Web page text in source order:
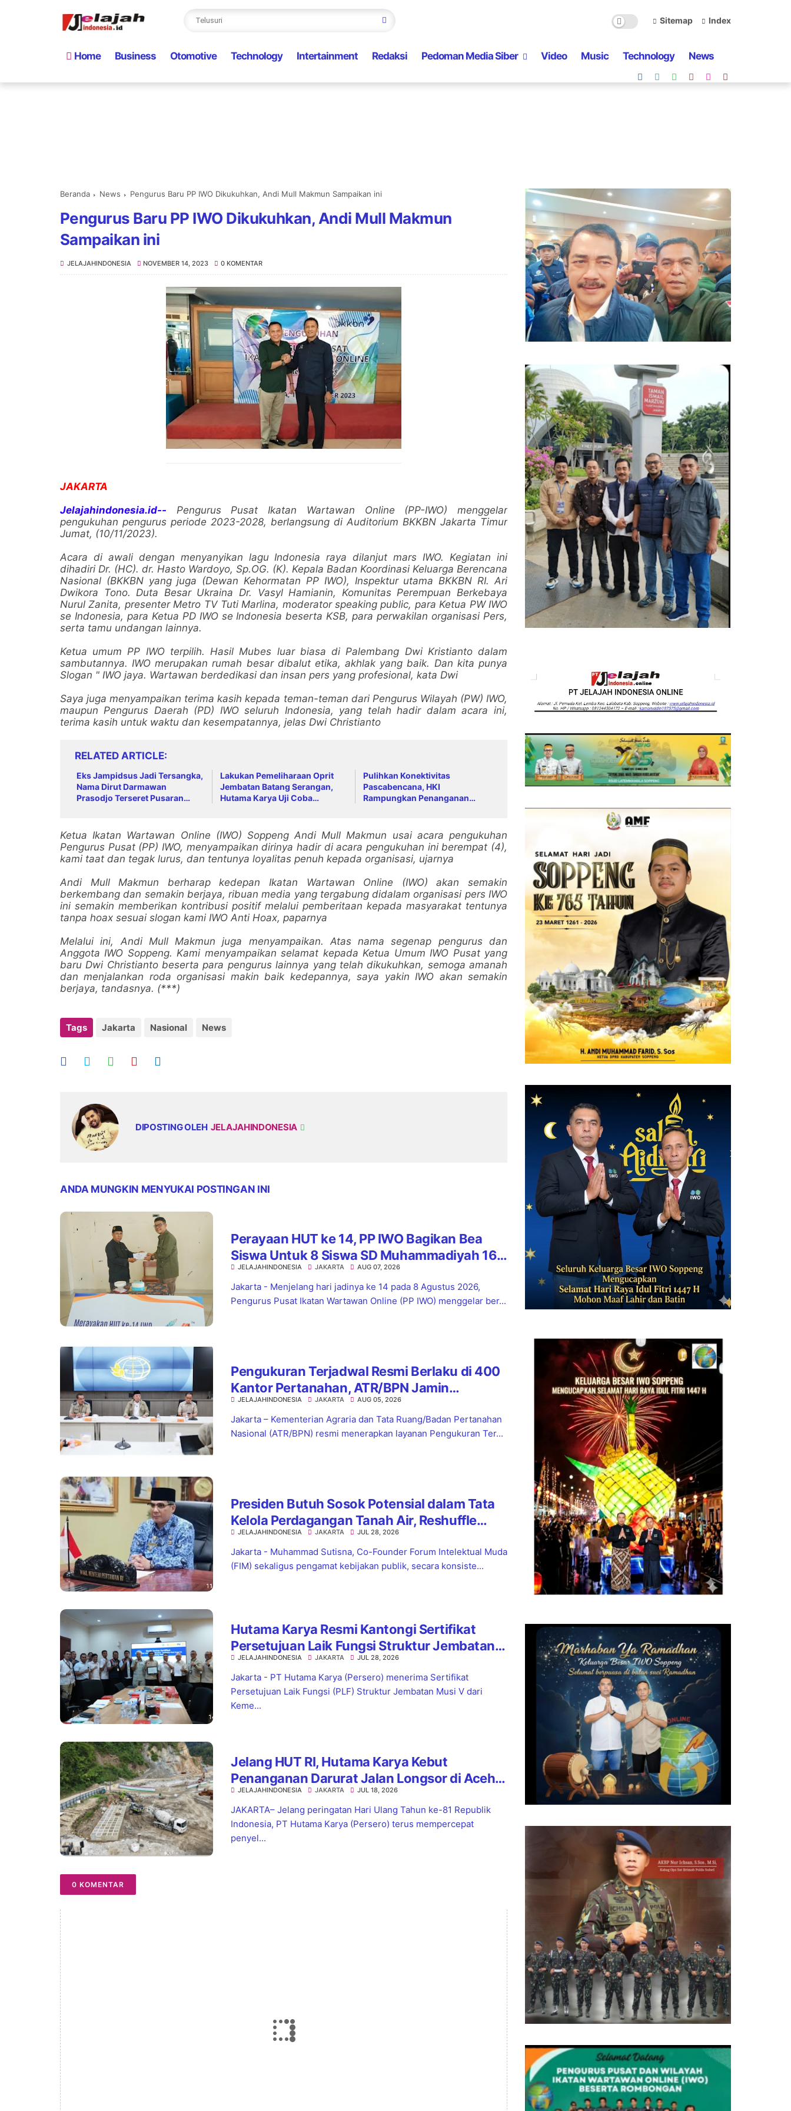
Sitemap Index
Home Business Otomotive Technology Intertainment Redaksi Pedoman Media Siber Video Music Technology News
Beranda News Pengurus Baru PP IWO Dikukuhkan, Andi Mull Makmun Sampaikan ini
Pengurus Baru PP IWO Dikukuhkan, Andi Mull Makmun
Sampaikan ini
JELAJAHINDONESIA NOVEMBER 14, 2023 0 KOMENTAR
JAKARTA
Jelajahindonesia.id-- Pengurus Pusat Ikatan Wartawan Online (PP-IWO) menggelar
pengukuhan pengurus periode 2023-2028, berlangsung di Auditorium BKKBN Jakarta Timur
Jumat, (10/11/2023).
Acara di awali dengan menyanyikan lagu Indonesia raya dilanjut mars IWO. Kegiatan ini
dihadiri Dr. (HC). dr. Hasto Wardoyo, Sp.OG. (K). Kepala Badan Koordinasi Keluarga Berencana
Nasional (BKKBN yang juga (Dewan Kehormatan PP IWO), Inspektur utama BKKBN RI. Ari
Dwikora Tono. Duta Besar Ukraina Dr. Vasyl Hamianin, Komunitas Perempuan Berkebaya
Nurul Zanita, presenter Metro TV Tuti Marlina, moderator speaking public, para Ketua PW IWO
se Indonesia, para Ketua PD IWO se Indonesia beserta KSB, para perwakilan organisasi Pers,
serta tamu undangan lainnya.
Ketua umum PP IWO terpilih. Hasil Mubes luar biasa di Palembang Dwi Kristianto dalam
sambutannya. IWO merupakan rumah besar dibalut etika, akhlak yang baik. Dan kita punya
Slogan " IWO jaya. Wartawan berdedikasi dan insan pers yang profesional, kata Dwi
Saya juga menyampaikan terima kasih kepada teman-teman dari Pengurus Wilayah (PW) IWO,
maupun Pengurus Daerah (PD) IWO seluruh Indonesia, yang telah hadir dalam acara ini,
terima kasih untuk waktu dan kesempatannya, jelas Dwi Christianto
RELATED ARTICLE
Eks Jampidsus Jadi Tersangka,
Nama Dirut Darmawan
Prasodjo Terseret Pusaran
Lakukan Pemeliharaan Oprit
Jembatan Batang Serangan,
Hutama Karya Uji Coba
Pulihkan Konektivitas
Pascabencana, HKI
Rampungkan Penanganan
Ketua Ikatan Wartawan Online (IWO) Soppeng Andi Mull Makmun usai acara pengukuhan
Pengurus Pusat (PP) IWO, menyampaikan dirinya hadir di acara pengukuhan ini berempat (4),
kami taat dan tegak lurus, dan tentunya loyalitas penuh kepada organisasi, ujarnya
Andi Mull Makmun berharap kedepan Ikatan Wartawan Online (IWO) akan semakin
berkembang dan semakin berjaya, ribuan media yang tergabung didalam organisasi pers IWO
ini semakin memberikan kontribusi positif melalui pemberitaan kepada masyarakat tentunya
tanpa hoax sesuai slogan kami IWO Anti Hoax, paparnya
Melalui ini, Andi Mull Makmun juga menyampaikan. Atas nama segenap pengurus dan
Anggota IWO Soppeng. Kami menyampaikan selamat kepada Ketua Umum IWO Pusat yang
baru Dwi Christianto beserta para pengurus lainnya yang telah dikukuhkan, semoga amanah
dan menjalankan roda organisasi makin baik kedepannya, saya yakin IWO akan semakin
berjaya, tandasnya. (***)
Tags Jakarta Nasional News
DIPOSTING OLEH JELAJAHINDONESIA
ANDA MUNGKIN MENYUKAI POSTINGAN INI
Perayaan HUT ke 14, PP IWO Bagikan Bea
Siswa Untuk 8 Siswa SD Muhammadiyah 16
Jaksel
JELAJAHINDONESIA JAKARTA AUG 07, 2026
Jakarta - Menjelang hari jadinya ke 14 pada 8 Agustus 2026,
Pengurus Pusat Ikatan Wartawan Online (PP IWO) menggelar ber...
Pengukuran Terjadwal Resmi Berlaku di 400
Kantor Pertanahan, ATR/BPN Jamin
Kepastian Layanan Maksimal 7 Hari
JELAJAHINDONESIA JAKARTA AUG 05, 2026
Jakarta – Kementerian Agraria dan Tata Ruang/Badan Pertanahan
Nasional (ATR/BPN) resmi menerapkan layanan Pengukuran Ter...
Presiden Butuh Sosok Potensial dalam Tata
Kelola Perdagangan Tanah Air, Reshuffle
Mendag Jadi Langkah Strategis
JELAJAHINDONESIA JAKARTA JUL 28, 2026
Jakarta - Muhammad Sutisna, Co-Founder Forum Intelektual Muda
(FIM) sekaligus pengamat kebijakan publik, secara konsiste...
Hutama Karya Resmi Kantongi Sertifikat
Persetujuan Laik Fungsi Struktur Jembatan
Musi V Tol Palembang–Betung
JELAJAHINDONESIA JAKARTA JUL 28, 2026
Jakarta - PT Hutama Karya (Persero) menerima Sertifikat
Persetujuan Laik Fungsi (PLF) Struktur Jembatan Musi V dari
Keme...
Jelang HUT RI, Hutama Karya Kebut
Penanganan Darurat Jalan Longsor di Aceh
dan Sumatera
JELAJAHINDONESIA JAKARTA JUL 18, 2026
JAKARTA– Jelang peringatan Hari Ulang Tahun ke-81 Republik
Indonesia, PT Hutama Karya (Persero) terus mempercepat
penyel...
0 KOMENTAR